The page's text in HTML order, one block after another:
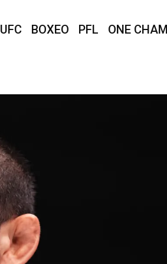
UFC BOXEO PFL ONE